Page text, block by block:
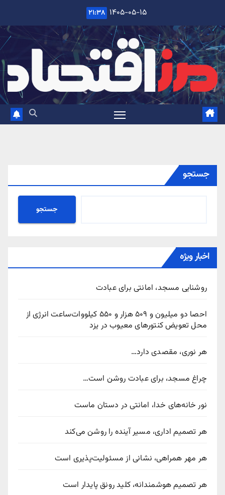
content
۱۴۰۵-۰۵-۱۵ ۲۱:۳۸
جستجو
جستجو
اخبار ویژه
روشنایی مسجد، امانتی برای عبادت
احصا دو میلیون و ۵۰۹ هزار و ۵۵۰ کیلووات‌ساعت انرژی از
محل تعویض کنتورهای معیوب در یزد
هر نوری، مقصدی دارد…
چراغ مسجد، برای عبادت روشن است…
نور خانه‌های خدا، امانتی در دستان ماست
هر تصمیم اداری، مسیر آینده را روشن می‌کند
هر مهر همراهی، نشانی از مسئولیت‌پذیری است
هر تصمیم هوشمندانه، کلید رونق پایدار است